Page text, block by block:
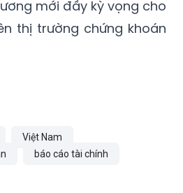
mới đầy kỳ vọng cho
thị trường chứng khoán
Việt Nam
báo cáo tài chính